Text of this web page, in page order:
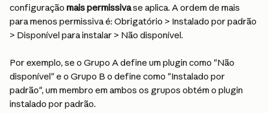
configuração mais permissiva se aplica. A ordem de mais
para menos permissiva é: Obrigatório > Instalado por padrão
> Disponível para instalar > Não disponível.
Por exemplo, se o Grupo A define um plugin como "Não
disponível" e o Grupo B o define como "Instalado por
padrão", um membro em ambos os grupos obtém o plugin
instalado por padrão.